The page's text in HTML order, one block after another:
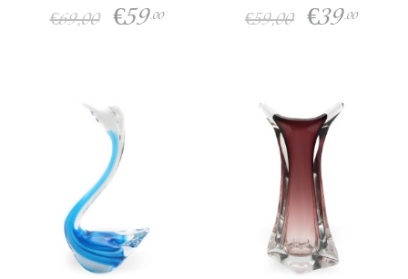
€69,00€59.00 €59,00€39.00